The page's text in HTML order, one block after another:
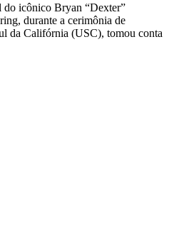
icônico Bryan “Dexter”
durante a cerimônia de
da Califórnia (USC), tomou conta